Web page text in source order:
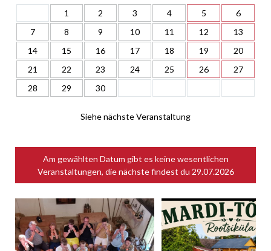
1 2 3 4 5
6
7
8 9 10 11 12
13
14
15 16 17 18 19
20
21
22 23 24 25 26
27
28
29 30
Siehe nächste Veranstaltung
Am gewählten Datum gibt es keine wesentlichen
Veranstaltungen, die nächste findest du 29.07.2026